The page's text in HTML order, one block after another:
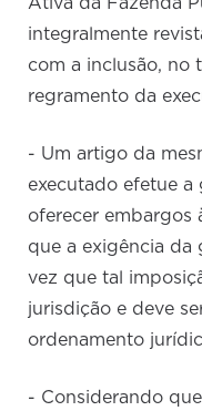
Ativa da Fazenda
integralmente
com a inclusão, no
regramento da
- Um artigo da
executado efetue a
oferecer embargos
que a exigência da
vez que tal
jurisdição e deve
ordenamento
- Considerando